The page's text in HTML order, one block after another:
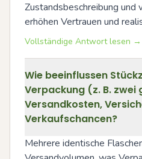
Zustandsbeschreibung und
erhöhen Vertrauen und
Vollständige Antwort lesen →
Wie beeinflussen
Verpackung (z. B. zwei
Versandkosten,
Verkaufschancen?
Mehrere identische